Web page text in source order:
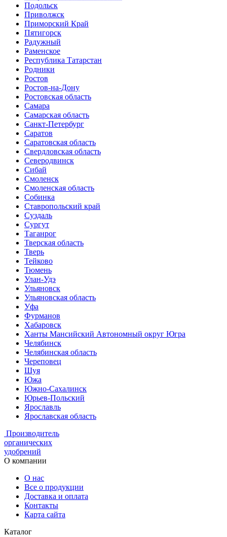
Подольск
Приволжск
Приморский Край
Пятигорск
Радужный
Раменское
Республика Татарстан
Родники
Ростов
Ростов-на-Дону
Ростовская область
Самара
Самарская область
Санкт-Петербург
Саратов
Саратовская область
Свердловская область
Северодвинск
Сибай
Смоленск
Смоленская область
Собинка
Ставропольский край
Суздаль
Сургут
Таганрог
Тверская область
Тверь
Тейково
Тюмень
Улан-Удэ
Ульяновск
Ульяновская область
Уфа
Фурманов
Хабаровск
Ханты Мансийский Автономный округ Югра
Челябинск
Челябинская область
Череповец
Шуя
Южа
Южно-Сахалинск
Юрьев-Польский
Ярославль
Ярославская область
Производитель
органических
удобрений
О компании
О нас
Все о продукции
Доставка и оплата
Контакты
Карта сайта
Каталог